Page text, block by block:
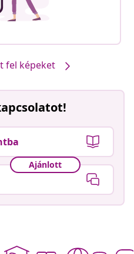
fel képeket
Ajánlott